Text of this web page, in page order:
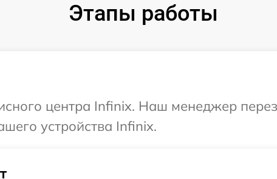
Этапы работы
центра Infinix. Наш менеджер
устройства Infinix.